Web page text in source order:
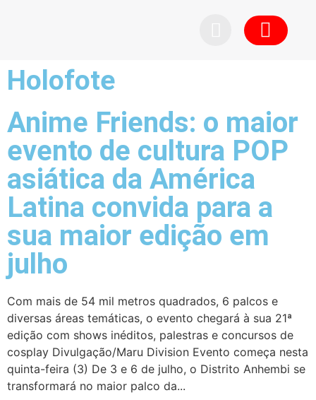
Holofote
Anime Friends: o maior
evento de cultura POP
asiática da América
Latina convida para a
sua maior edição em
julho
Com mais de 54 mil metros quadrados, 6 palcos e
diversas áreas temáticas, o evento chegará à sua 21ª
edição com shows inéditos, palestras e concursos de
cosplay Divulgação/Maru Division Evento começa nesta
quinta-feira (3) De 3 e 6 de julho, o Distrito Anhembi se
transformará no maior palco da...